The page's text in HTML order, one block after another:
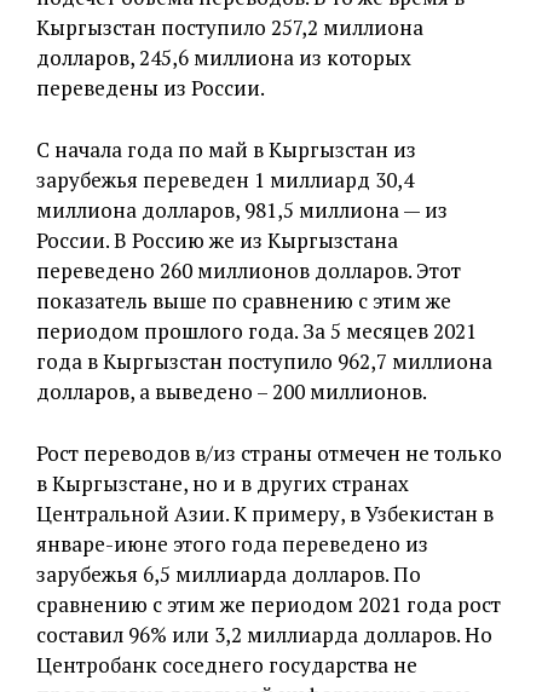
Кыргызстан поступило 257,2 миллиона
долларов, 245,6 миллиона из которых
переведены из России.
С начала года по май в Кыргызстан из
зарубежья переведен 1 миллиард 30,4
миллиона долларов, 981,5 миллиона — из
России. В Россию же из Кыргызстана
переведено 260 миллионов долларов. Этот
показатель выше по сравнению с этим же
периодом прошлого года. За 5 месяцев 2021
года в Кыргызстан поступило 962,7 миллиона
долларов, а выведено – 200 миллионов.
Рост переводов в/из страны отмечен не только
в Кыргызстане, но и в других странах
Центральной Азии. К примеру, в Узбекистан в
январе-июне этого года переведено из
зарубежья 6,5 миллиарда долларов. По
сравнению с этим же периодом 2021 года рост
составил 96% или 3,2 миллиарда долларов. Но
Центробанк соседнего государства не